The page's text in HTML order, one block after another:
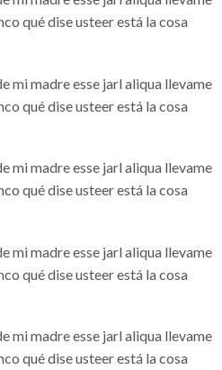
qué dise usteer está la cosa
mi madre esse jarl aliqua llevame
qué dise usteer está la cosa
mi madre esse jarl aliqua llevame
qué dise usteer está la cosa
mi madre esse jarl aliqua llevame
qué dise usteer está la cosa
mi madre esse jarl aliqua llevame
qué dise usteer está la cosa